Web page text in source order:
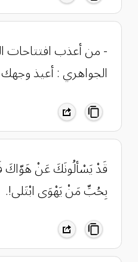
- من أعذب افتتاحات
الجواهري : أعيذ
قَدْ يَسْألُونَكَ عَنْ هَوّاكَ
بِحُبِّ مَنْ يَهْوَى ابْتَلى!.